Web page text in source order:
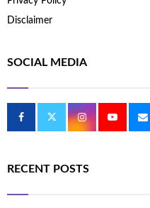
Disclaimer
SOCIAL MEDIA
RECENT POSTS